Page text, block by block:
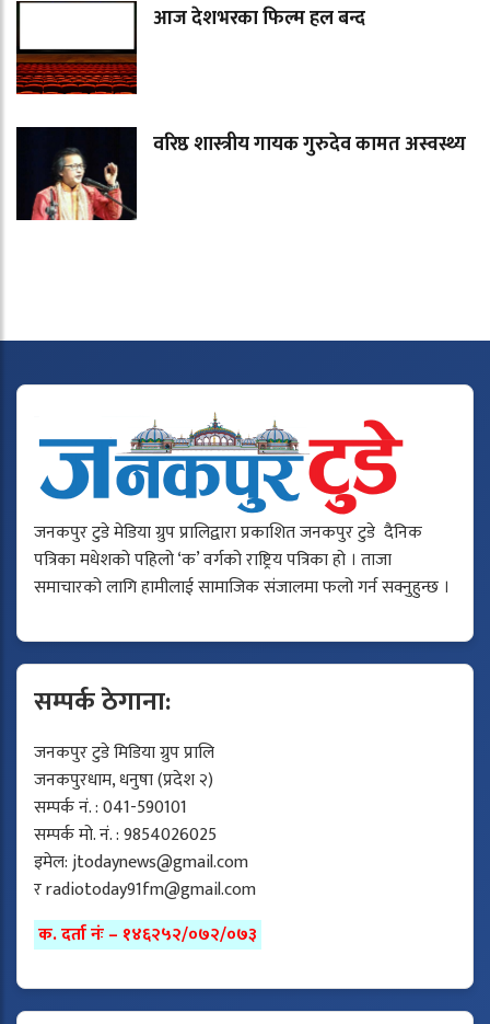
आज देशभरका फिल्म हल बन्द
वरिष्ठ शास्त्रीय गायक गुरुदेव कामत अस्वस्थ्य
जनकपुर टुडे मेडिया ग्रुप प्रालिद्वारा प्रकाशित जनकपुर टुडे दैनिक
पत्रिका मधेशको पहिलो ‘क’ वर्गको राष्ट्रिय पत्रिका हो । ताजा
समाचारको लागि हामीलाई सामाजिक संजालमा फलो गर्न सक्नुहुन्छ ।
सम्पर्क ठेगाना:
जनकपुर टुडे मिडिया ग्रुप प्रालि
जनकपुरधाम, धनुषा (प्रदेश २)
सम्पर्क नं. : 041-590101
सम्पर्क मो. नं. : 9854026025
इमेल:jtodaynews@gmail.com
रradiotoday91fm@gmail.com
क. दर्ता नंः – १४६२५२/०७२/०७३